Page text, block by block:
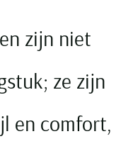
zijn niet
ze zijn
en comfort,